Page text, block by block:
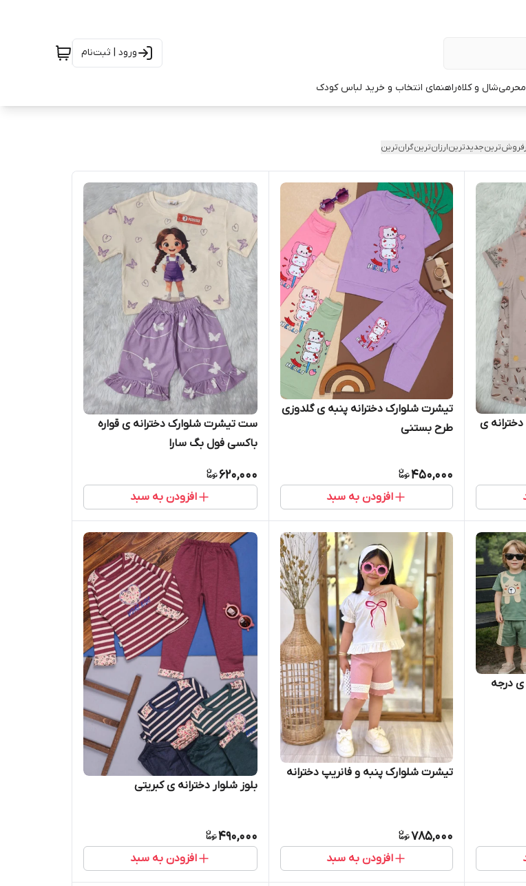
ورود | ثبت‌نام
محرمیشال و کلاهراهنمای انتخاب و خرید لباس کودک
جدیدترینارزان‌ترینگران‌ترین
ی
تیشرت شلوارک دخترانه پنبه ی گلدوزی
طرح بستنی
450,000
افزودن به سبد
ست تیشرت شلوارک دخترانه ی قواره
باکسی فول بگ سارا
620,000
افزودن به سبد
ی درجه
تیشرت شلوارک پنبه و فانریپ دخترانه
785,000
افزودن به سبد
بلوز شلوار دخترانه ی کبریتی
490,000
افزودن به سبد